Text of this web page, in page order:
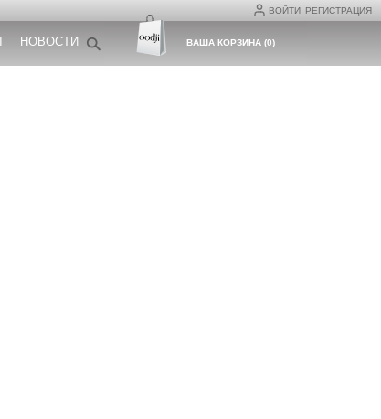
ВОЙТИ РЕГИСТРАЦИЯ
НОВОСТИ ВАША КОРЗИНА(0)